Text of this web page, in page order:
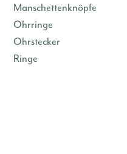
Manschettenknöpfe
Ohrringe
Ohrstecker
Ringe